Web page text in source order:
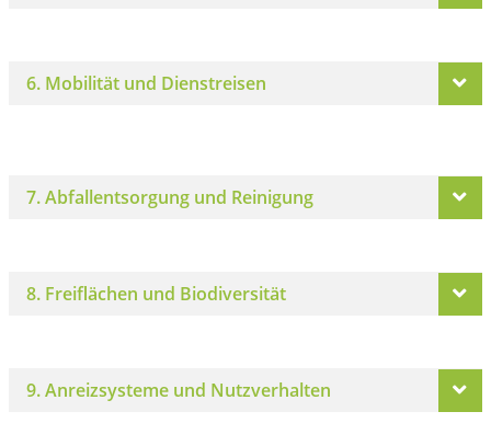
6. Mobilität und Dienstreisen
7. Abfallentsorgung und Reinigung
8. Freiflächen und Biodiversität
9. Anreizsysteme und Nutzverhalten